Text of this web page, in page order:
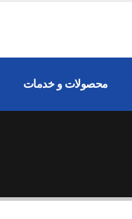
محصولات و خدمات